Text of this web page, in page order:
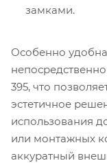
замками.
Особенно
395, что
эстетичное
использования
или монтажных
аккуратный